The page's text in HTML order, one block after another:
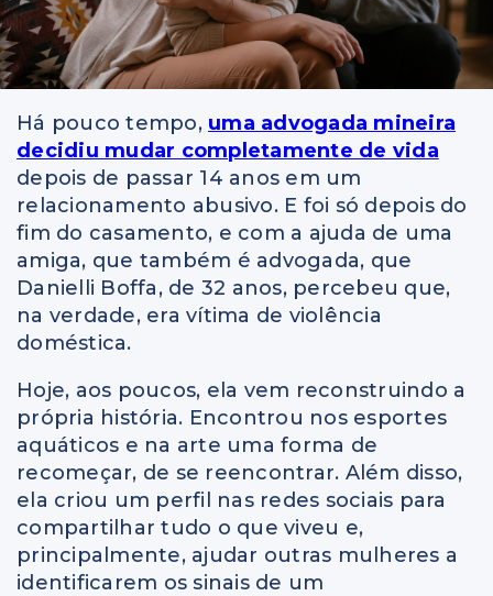
Há pouco tempo, uma advogada mineira
decidiu mudar completamente de vida
depois de passar 14 anos em um
relacionamento abusivo. E foi só depois do
fim do casamento, e com a ajuda de uma
amiga, que também é advogada, que
Danielli Boffa, de 32 anos, percebeu que,
na verdade, era vítima de violência
doméstica.
Hoje, aos poucos, ela vem reconstruindo a
própria história. Encontrou nos esportes
aquáticos e na arte uma forma de
recomeçar, de se reencontrar. Além disso,
ela criou um perfil nas redes sociais para
compartilhar tudo o que viveu e,
principalmente, ajudar outras mulheres a
identificarem os sinais de um